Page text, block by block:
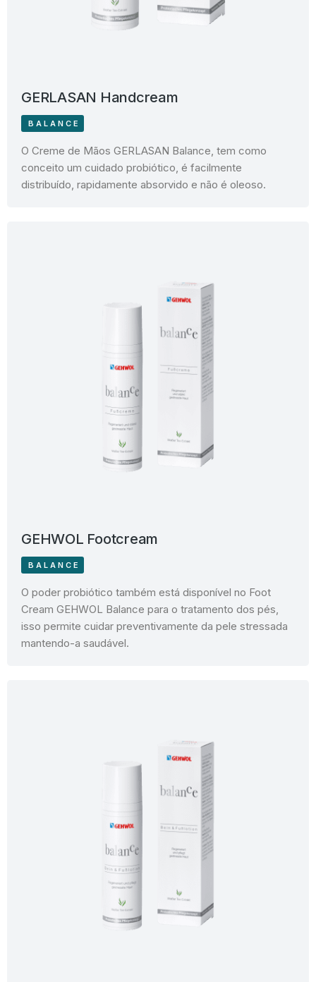
GERLASAN Handcream
BALANCE
O Creme de Mãos GERLASAN Balance, tem como
conceito um cuidado probiótico, é facilmente
distribuído, rapidamente absorvido e não é oleoso.
GEHWOL Footcream
BALANCE
O poder probiótico também está disponível no Foot
Cream GEHWOL Balance para o tratamento dos pés,
isso permite cuidar preventivamente da pele stressada
mantendo-a saudável.